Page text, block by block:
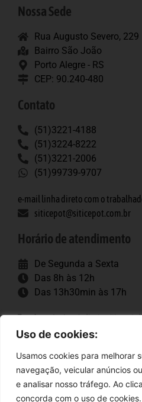
Uso de cookies:
Usamos cookies para melhorar
navegação, veicular anúncios
e analisar nosso tráfego. Ao
concorda com o uso de cookies.
Nossa Sede
Rua Augusto Severo, 229
Bairro São João
Porto Alegre - RS
CEP: 90.240-480
Contato
(51)3221-4188
(51)3224-8222
(51)3221-2006
(51)99739-9707
e-mail linha direto com o
siticepot@siticepot.com.br
Horário de atendimento
De Segunda a Sexta
Das 8h às 12h
Das 13h30min às 17h
Tags importantes: sindicato, siticepot,